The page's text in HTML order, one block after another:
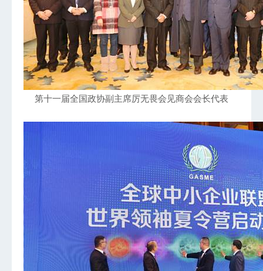
第十一届全国政协副主席厉无畏会见商会会长代表